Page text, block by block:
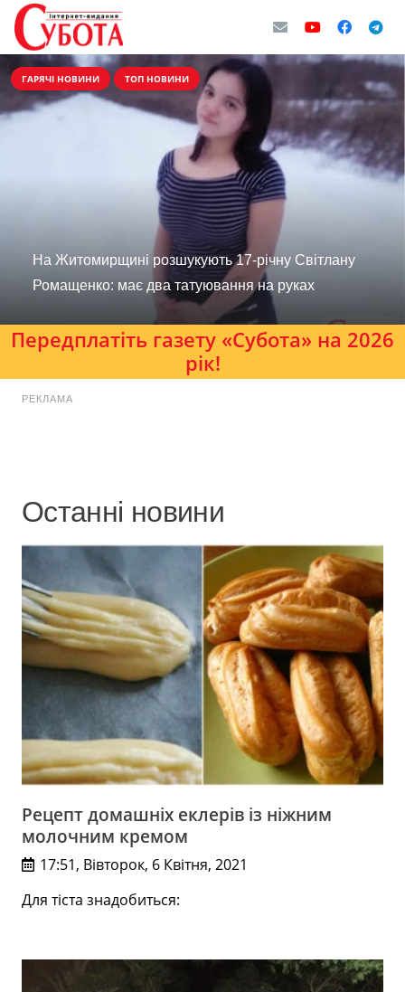
ГАРЯЧІ НОВИНИ ТОП НОВИНИ
На Житомирщині розшукують 17-річну Світлану
Ромащенко: має два татуювання на руках
Передплатіть газету «Субота» на 2026
рік!
РЕКЛАМА
Останні новини
Рецепт домашніх еклерів із ніжним
молочним кремом
17:51, Вівторок, 6 Квітня, 2021
Для тіста знадобиться: